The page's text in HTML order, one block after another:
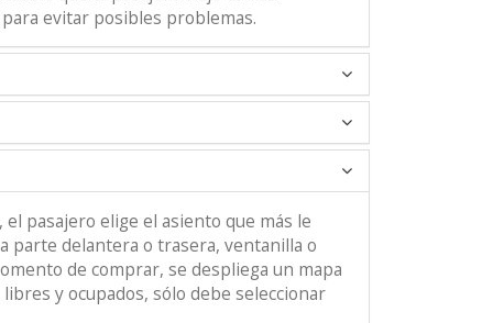
evitar posibles problemas.
el pasajero elige el asiento que más le
parte delantera o trasera, ventanilla o
de comprar, se despliega un mapa
y ocupados, sólo debe seleccionar